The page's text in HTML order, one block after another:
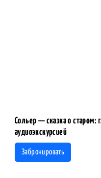
Сольер — сказка о старом:
аудиоэкскурсией
Забронировать